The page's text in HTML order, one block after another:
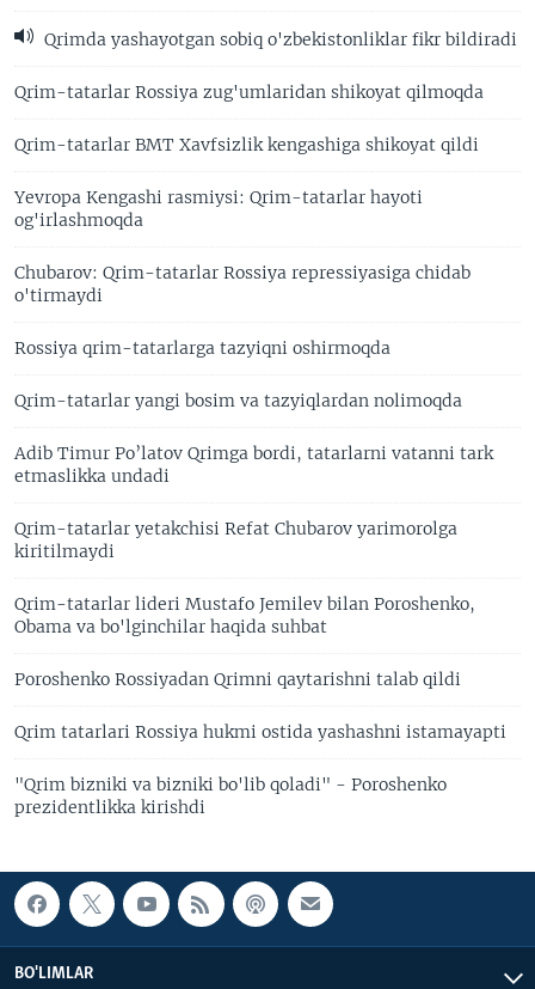
Qrimda yashayotgan sobiq o'zbekistonliklar fikr bildiradi
Qrim-tatarlar Rossiya zug'umlaridan shikoyat qilmoqda
Qrim-tatarlar BMT Xavfsizlik kengashiga shikoyat qildi
Yevropa Kengashi rasmiysi: Qrim-tatarlar hayoti
og'irlashmoqda
Chubarov: Qrim-tatarlar Rossiya repressiyasiga chidab
o'tirmaydi
Rossiya qrim-tatarlarga tazyiqni oshirmoqda
Qrim-tatarlar yangi bosim va tazyiqlardan nolimoqda
Adib Timur Po’latov Qrimga bordi, tatarlarni vatanni tark
etmaslikka undadi
Qrim-tatarlar yetakchisi Refat Chubarov yarimorolga
kiritilmaydi
Qrim-tatarlar lideri Mustafo Jemilev bilan Poroshenko,
Obama va bo'lginchilar haqida suhbat
Poroshenko Rossiyadan Qrimni qaytarishni talab qildi
Qrim tatarlari Rossiya hukmi ostida yashashni istamayapti
"Qrim bizniki va bizniki bo'lib qoladi" - Poroshenko
prezidentlikka kirishdi
BO'LIMLAR